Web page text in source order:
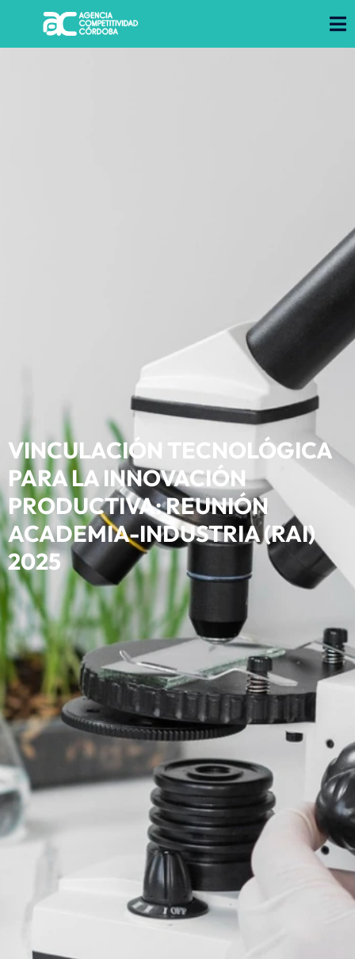
VINCULACIÓN TECNOLÓGICA
PARA LA INNOVACIÓN
PRODUCTIVA: REUNIÓN
ACADEMIA-INDUSTRIA (RAI)
2025